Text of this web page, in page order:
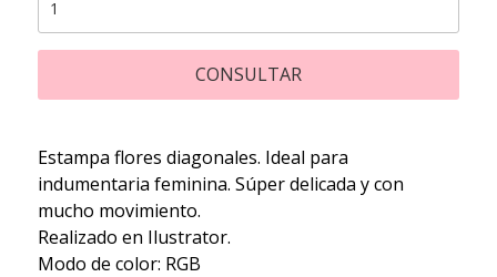
CONSULTAR
Estampa flores diagonales. Ideal para
indumentaria feminina. Súper delicada y con
mucho movimiento.
Realizado en Ilustrator.
Modo de color: RGB